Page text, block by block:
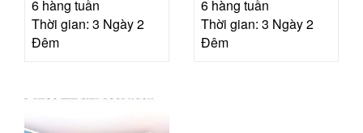
6 hàng tuần
Thời gian: 3 Ngày 2
Đêm
6 hàng tuần
Thời gian: 3 Ngày 2
Đêm